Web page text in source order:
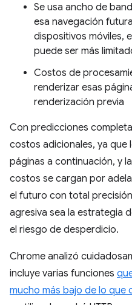
Se usa ancho de
esa navegación
dispositivos móviles,
puede ser más
Costos de
renderizar esas
renderización previa
Con predicciones
costos adicionales, ya que
páginas a continuación, y
costos se cargan por
el futuro con total
agresiva sea la estrategia
el riesgo de desperdicio.
Chrome analizó
incluye varias funciones
mucho más bajo de lo que